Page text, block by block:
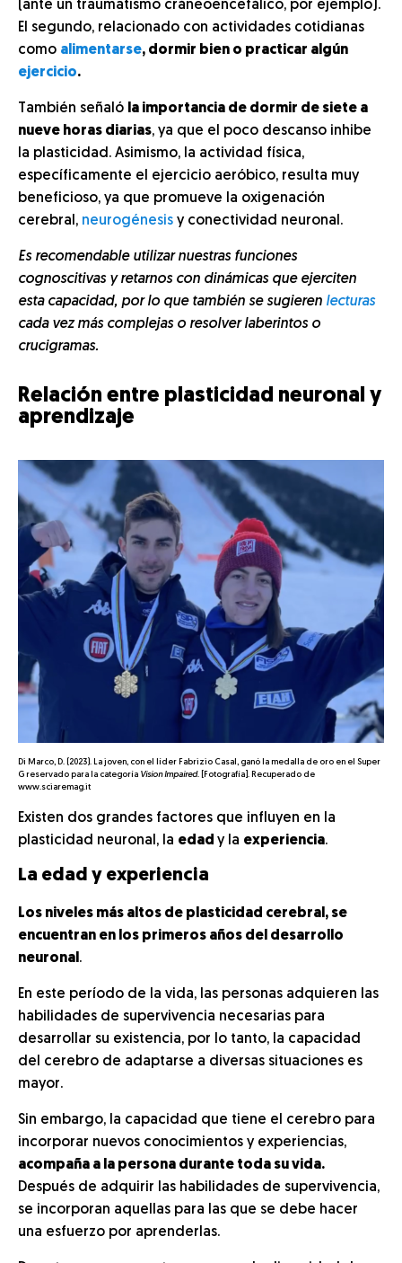
(ante un traumatismo cráneoencefálico, por ejemplo).
El segundo, relacionado con actividades cotidianas
como alimentarse, dormir bien o practicar algún
ejercicio.
También señaló la importancia de dormir de siete a
nueve horas diarias, ya que el poco descanso inhibe
la plasticidad. Asimismo, la actividad física,
específicamente el ejercicio aeróbico, resulta muy
beneficioso, ya que promueve la oxigenación
cerebral, neurogénesis y conectividad neuronal.
Es recomendable utilizar nuestras funciones
cognoscitivas y retarnos con dinámicas que ejerciten
esta capacidad, por lo que también se sugieren lecturas
cada vez más complejas o resolver laberintos o
crucigramas.
Relación entre plasticidad neuronal y
aprendizaje
Di Marco, D. (2023). La joven, con el líder Fabrizio Casal, ganó la medalla de oro en el Super
G reservado para la categoría Vision Impaired. [Fotografía]. Recuperado de
www.sciaremag.it
Existen dos grandes factores que influyen en la
plasticidad neuronal, la edad y la experiencia.
La edad y experiencia
Los niveles más altos de plasticidad cerebral, se
encuentran en los primeros años del desarrollo
neuronal .
En este período de la vida, las personas adquieren las
habilidades de supervivencia necesarias para
desarrollar su existencia, por lo tanto, la capacidad
del cerebro de adaptarse a diversas situaciones es
mayor.
Sin embargo, la capacidad que tiene el cerebro para
incorporar nuevos conocimientos y experiencias,
acompaña a la persona durante toda su vida.
Después de adquirir las habilidades de supervivencia,
se incorporan aquellas para las que se debe hacer
una esfuerzo por aprenderlas.